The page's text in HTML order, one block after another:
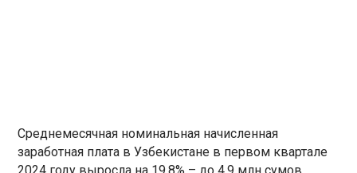
Среднемесячная номинальная начисленная
заработная плата в Узбекистане в первом квартале